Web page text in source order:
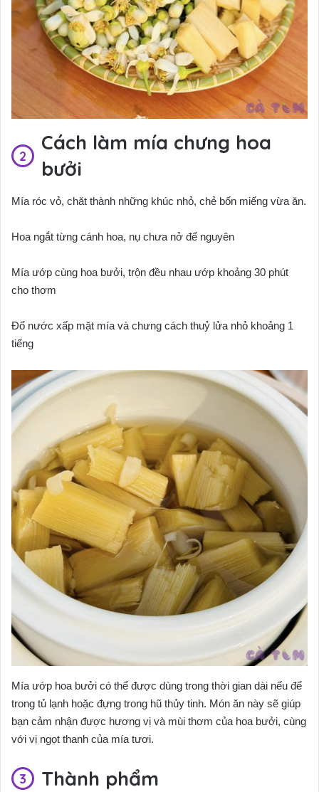
Cách làm mía chưng hoa
bưởi
Mía róc vỏ, chăt thành những khúc nhỏ, chẻ bốn miếng vừa ăn.
Hoa ngắt từng cánh hoa, nụ chưa nở để nguyên
Mía ướp cùng hoa bưởi, trộn đều nhau ướp khoảng 30 phút
cho thơm
Đổ nước xấp mặt mía và chưng cách thuỷ lửa nhỏ khoảng 1
tiếng
Mía ướp hoa bưởi có thể được dùng trong thời gian dài nếu để
trong tủ lạnh hoặc đựng trong hũ thủy tinh. Món ăn này sẽ giúp
bạn cảm nhận được hương vị và mùi thơm của hoa bưởi, cùng
với vị ngọt thanh của mía tươi.
Thành phẩm